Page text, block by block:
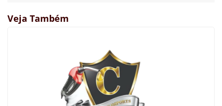
Veja Também